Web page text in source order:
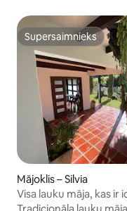
Supersaimnieks
Supersaimnieks
Mājoklis – Silvia
Visa lauku māja, kas ir
atpūtai Sílvia